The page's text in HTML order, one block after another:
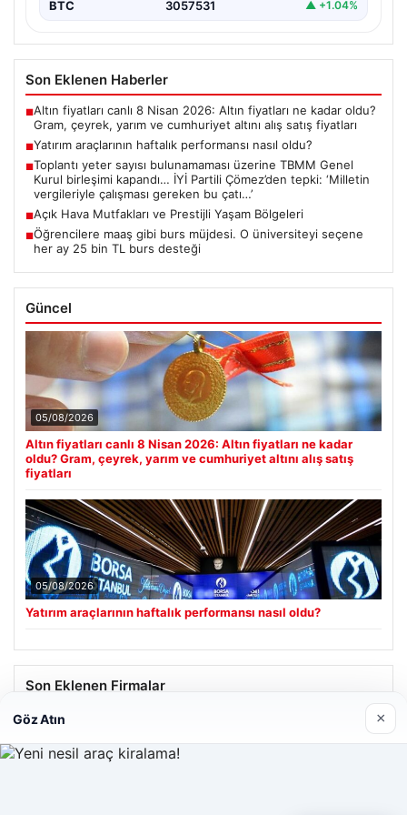
BTC 3057531 ▲ +1.04%
Son Eklenen Haberler
■Altın fiyatları canlı 8 Nisan 2026: Altın fiyatları ne kadar oldu?
Gram, çeyrek, yarım ve cumhuriyet altını alış satış fiyatları
■Yatırım araçlarının haftalık performansı nasıl oldu?
■Toplantı yeter sayısı bulunamaması üzerine TBMM Genel
Kurul birleşimi kapandı… İYİ Partili Çömez’den tepki: ‘Milletin
vergileriyle çalışması gereken bu çatı…’
■Açık Hava Mutfakları ve Prestijli Yaşam Bölgeleri
■Öğrencilere maaş gibi burs müjdesi. O üniversiteyi seçene
her ay 25 bin TL burs desteği
Güncel
05/08/2026
Altın fiyatları canlı 8 Nisan 2026: Altın fiyatları ne kadar
oldu? Gram, çeyrek, yarım ve cumhuriyet altını alış satış
fiyatları
05/08/2026
Yatırım araçlarının haftalık performansı nasıl oldu?
Son Eklenen Firmalar
Göz Atın ×